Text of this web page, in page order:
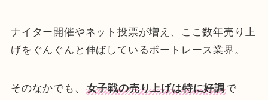
ナイター開催やネット投票が増え、ここ数年売り上
げをぐんぐんと伸ばしているボートレース業界。
そのなかでも、 女子戦の売り上げは特に好調で